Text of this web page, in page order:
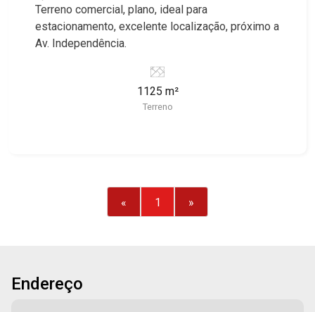
Terreno comercial, plano, ideal para
estacionamento, excelente localização, próximo a
Av. Independência.
1125 m²
Terreno
« 1 »
Endereço